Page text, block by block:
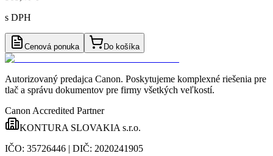
s DPH
Cenová ponuka Do košíka
Autorizovaný predajca Canon. Poskytujeme komplexné riešenia pre
tlač a správu dokumentov pre firmy všetkých veľkostí.
Canon Accredited Partner
KONTURA SLOVAKIA s.r.o.
IČO: 35726446 | DIČ: 2020241905